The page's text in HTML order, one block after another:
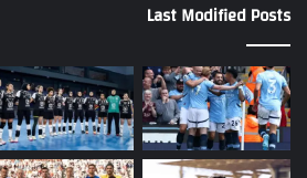
Last Modified Posts